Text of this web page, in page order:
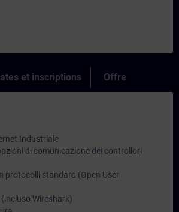
et inscriptions Offre
Industriale
di comunicazione dei controllori
protocolli standard (Open User
Wireshark)